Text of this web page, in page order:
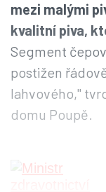
mezi malými
kvalitní piva,
Segment
postižen
lahvového,"
domu Poupě.